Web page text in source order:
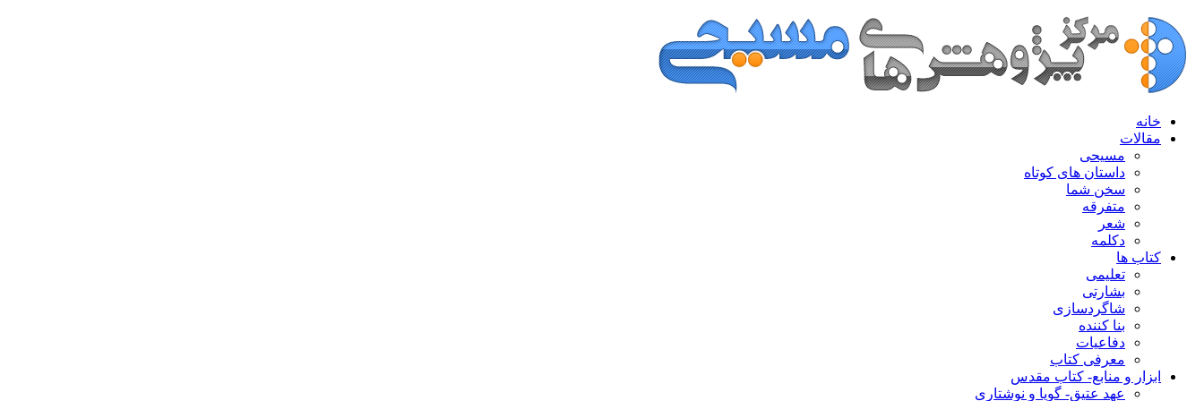
خانه
مقالات
مسیحی
داستان های کوتاه
سخن شما
متفرقه
شعر
دکلمه
کتاب ها
تعلیمی
بشارتی
شاگردسازی
بنا کننده
دفاعیات
معرفی کتاب
ابزار و منابع- کتاب مقدس
عهد عتیق- گویا و نوشتاری